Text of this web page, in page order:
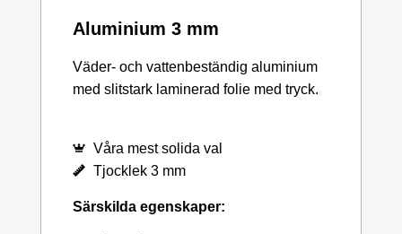
Aluminium 3 mm
Väder- och vattenbeständig aluminium
med slitstark laminerad folie med tryck.
Våra mest solida val
Tjocklek 3 mm
Särskilda egenskaper: